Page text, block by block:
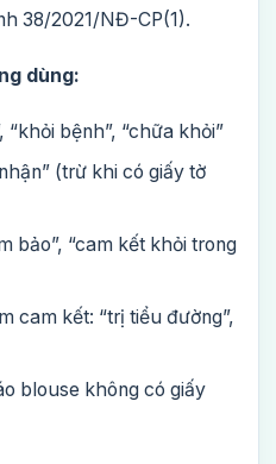
38/2021/NĐ-CP(1).
dùng:
“khỏi bệnh”, “chữa khỏi”
(trừ khi có giấy tờ
bảo”, “cam kết khỏi trong
cam kết: “trị tiểu đường”,
blouse không có giấy